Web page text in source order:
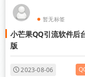
暂无标签
小芒果QQ引流软件后
版
2023-08-06